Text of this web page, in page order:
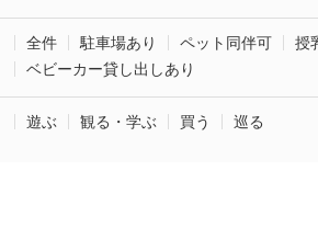
全件 駐車場あり ペット同伴可 授
ベビーカー貸し出しあり
遊ぶ 観る・学ぶ 買う 巡る